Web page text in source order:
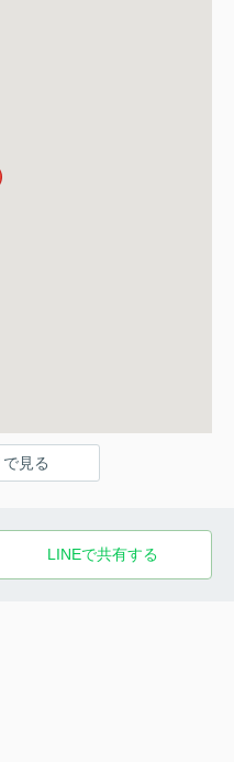
見る
LINEで共有する